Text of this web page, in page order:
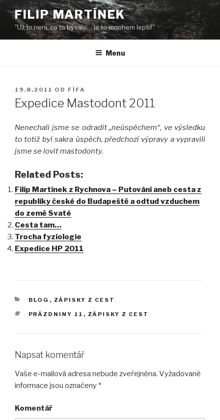
Přejít
obsahu
webu
FILIP MARTÍNEK
"Už to není, co to bývalo… je to mnohem lepší!"
Menu
PUBLIKOVÁNO
19.8.2011 OD FÍFA
Expedice Mastodont 2011
Nenechali jsme se odradit „neúspěchem“, ve výsledku
to totiž byl sakra úspěch, předchozí výpravy a vypravili
jsme se lovit mastodonty.
Related Posts:
Filip Martínek z Rychnova – Putování aneb cesta z
republiky české do Budapeště a odtud vzduchem
do země Svaté
Cesta tam…
Trocha fyziologie
Expedice HP 2011
RUBRIKY
BLOG , ZÁPISKY Z CEST
ŠTÍTKY
PRÁZDNINY 11 , ZÁPISKY Z CEST
Napsat komentář
Vaše e-mailová adresa nebude zveřejněna. Vyžadované
informace jsou označeny *
Komentář